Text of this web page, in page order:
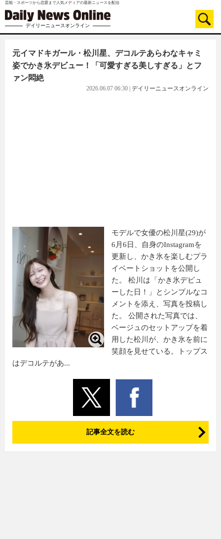
芸能・スポーツから恋愛まで人気メディアの最新ニュースを配信
デイリーニュースオンライン
元イマドキガール・松川星、デコルテあらわなキャミ
姿でかき氷デビュー！「可愛すぎる美しすぎる」とフ
ァン悶絶
2026.06.07 06:30 デイリーニュースオンライン
モデルで女優の松川星(29)が
6月6日、自身のInstagramを
更新し、かき氷を楽しむプラ
イベートショットを公開し
た。 松川は「かき氷デビュ
ーした日！」とシンプルなコ
メントを添え、写真を投稿し
た。 公開された写真では、
ベージュのセットアップを着
用した松川が、かき氷を前に
笑顔を見せている。トップス
はデコルテがあ...
記事全文を読む